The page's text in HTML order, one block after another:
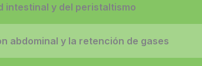
intestinal y del peristaltismo
abdominal y la retención de gases